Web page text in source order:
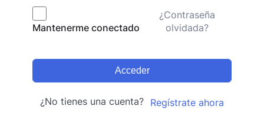
Mantenerme conectado
¿Contraseña
olvidada?
Acceder
¿No tienes una cuenta? Regístrate ahora